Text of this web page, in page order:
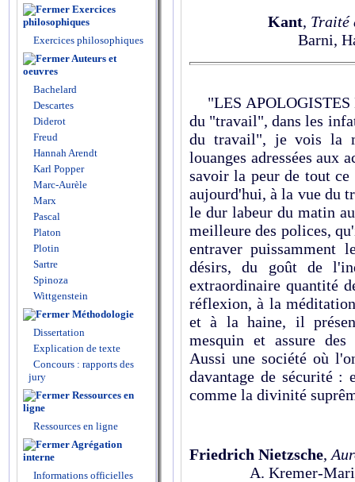
Exercices
philosophiques
Exercices philosophiques
Auteurs et
oeuvres
Bachelard
Descartes
Diderot
Freud
Hannah Arendt
Karl Popper
Marc-Aurèle
Marx
Pascal
Platon
Plotin
Sartre
Spinoza
Wittgenstein
Méthodologie
Dissertation
Explication de texte
Concours : rapports des
jury
Ressources en
ligne
Ressources en ligne
Agrégation
interne
Informations officielles
Kant, Traité
Barni,
"LES APOLOGISTES
du "travail", dans les
du travail", je vois la
louanges adressées aux
savoir la peur de tout
aujourd'hui, à la vue du
le dur labeur du matin
meilleure des polices,
entraver puissamment
désirs, du goût de
extraordinaire quantité
réflexion, à la
et à la haine, il
mesquin et assure
Aussi une société où
davantage de sécurité :
comme la divinité
Friedrich Nietzsche,
A. Kremer-